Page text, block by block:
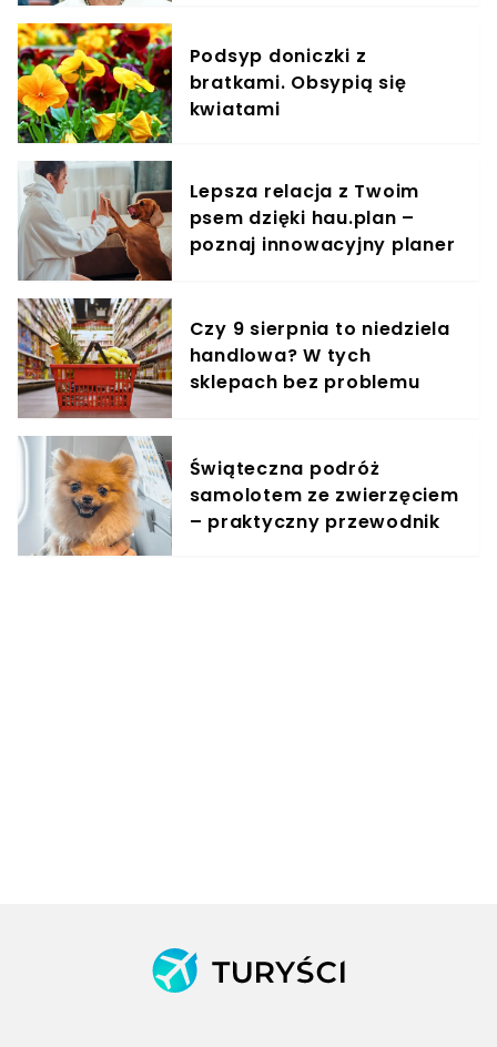
Podsyp doniczki z
bratkami. Obsypią się
kwiatami
Lepsza relacja z Twoim
psem dzięki hau.plan –
poznaj innowacyjny planer
Czy 9 sierpnia to niedziela
handlowa? W tych
sklepach bez problemu
Świąteczna podróż
samolotem ze zwierzęciem
– praktyczny przewodnik